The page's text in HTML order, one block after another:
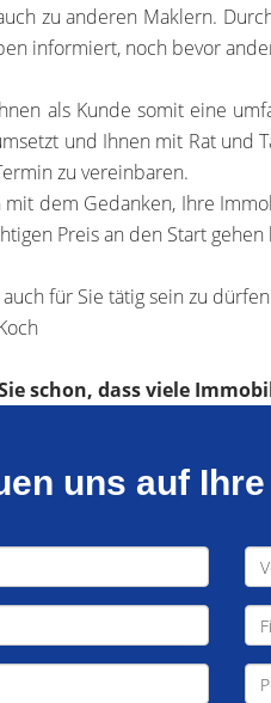
zu anderen Maklern.
informiert, noch bevor
als Kunde somit eine
und Ihnen mit Rat und
zu vereinbaren.
mit dem Gedanken, Ihre
Preis an den Start
für Sie tätig sein zu
schon, dass viele
uns auf